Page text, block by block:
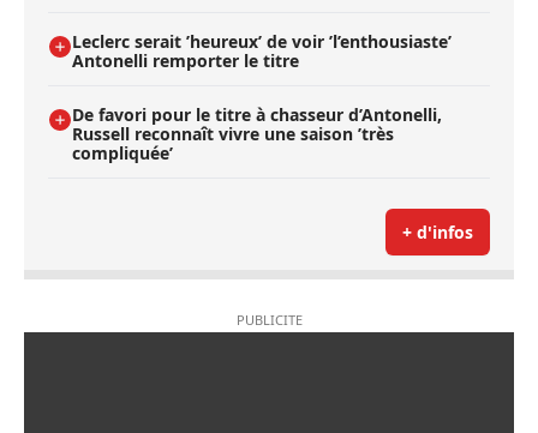
Leclerc serait ’heureux’ de voir ’l’enthousiaste’
Antonelli remporter le titre
De favori pour le titre à chasseur d’Antonelli,
Russell reconnaît vivre une saison ’très
compliquée’
+ d'infos